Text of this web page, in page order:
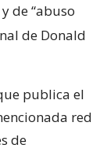
de “abuso
de Donald
publica el
red
de